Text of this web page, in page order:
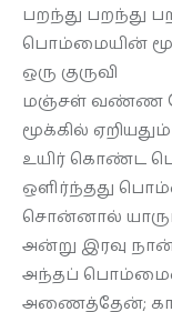
பறந்து பறந்து
பொம்மையின்
ஒரு குருவி
மஞ்சள் வண்ண
மூக்கில் ஏறியதும்
உயிர் கொண்ட
ஒளிர்ந்தது
சொன்னால்
அன்று இரவு
அந்தப்
அணைத்தேன்;